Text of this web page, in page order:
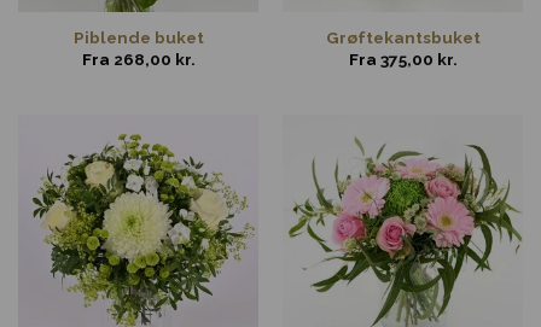
Piblende buket
Fra 268,00 kr.
Grøftekantsbuket
Fra 375,00 kr.